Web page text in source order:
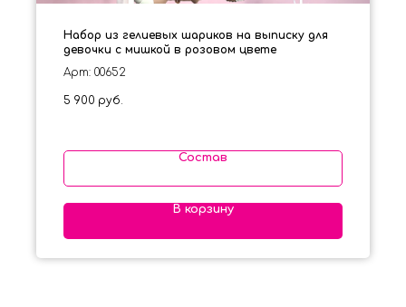
Набор из гелиевых шариков на выписку для
девочки с мишкой в розовом цвете
Арт: 00652
5 900 руб.
Состав
В корзину